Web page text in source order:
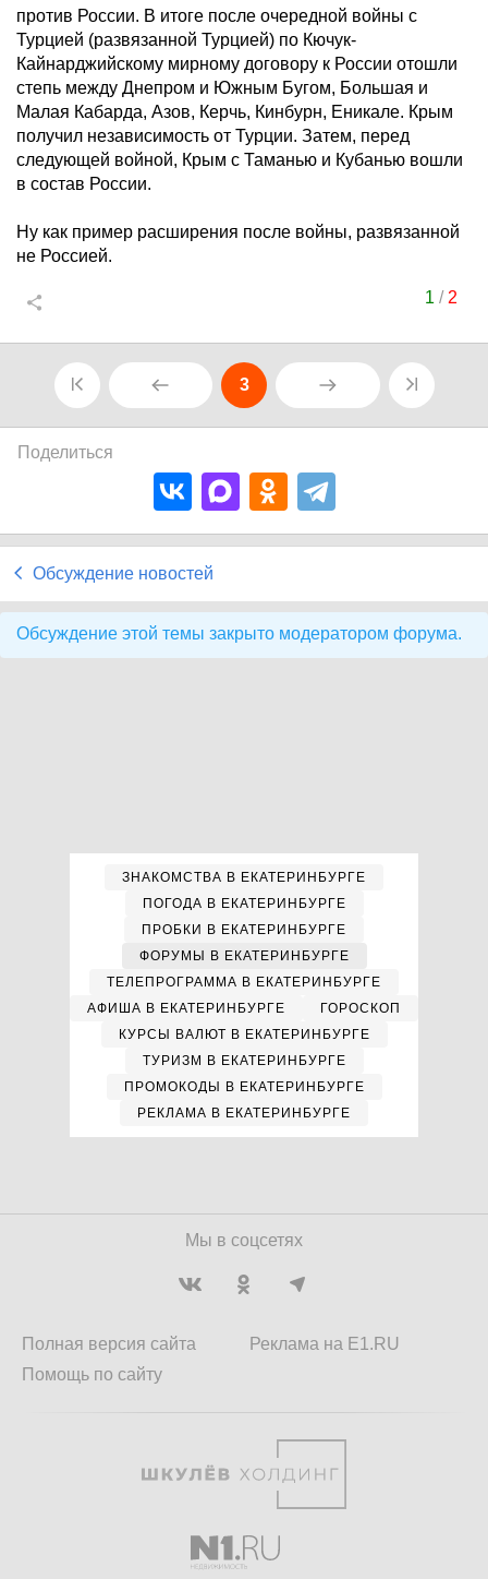
против России. В итоге после очередной войны с
Турцией (развязанной Турцией) по Кючук-
Кайнарджийскому мирному договору к России отошли
степь между Днепром и Южным Бугом, Большая и
Малая Кабарда, Азов, Керчь, Кинбурн, Еникале. Крым
получил независимость от Турции. Затем, перед
следующей войной, Крым с Таманью и Кубанью вошли
в состав России.
Ну как пример расширения после войны, развязанной
не Россией.
1 / 2
3
Поделиться
Обсуждение новостей
Обсуждение этой темы закрыто модератором форума.
ЗНАКОМСТВА В ЕКАТЕРИНБУРГЕ
ПОГОДА В ЕКАТЕРИНБУРГЕ
ПРОБКИ В ЕКАТЕРИНБУРГЕ
ФОРУМЫ В ЕКАТЕРИНБУРГЕ
ТЕЛЕПРОГРАММА В ЕКАТЕРИНБУРГЕ
АФИША В ЕКАТЕРИНБУРГЕ
ГОРОСКОП
КУРСЫ ВАЛЮТ В ЕКАТЕРИНБУРГЕ
ТУРИЗМ В ЕКАТЕРИНБУРГЕ
ПРОМОКОДЫ В ЕКАТЕРИНБУРГЕ
РЕКЛАМА В ЕКАТЕРИНБУРГЕ
Мы в соцсетях
Полная версия сайта
Помощь по сайту
Реклама на E1.RU